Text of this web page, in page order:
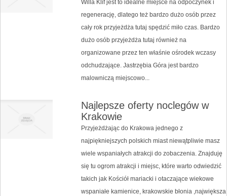
Willa Klif jest to idealne miejsce na odpoczynek i
regenerację, dlatego też bardzo dużo osób przez
cały rok przyjeżdża tutaj spędzić miło czas. Bardzo
dużo osób przyjeżdża tutaj również na
organizowane przez ten właśnie ośrodek wczasy
odchudzające. Jastrzębia Góra jest bardzo
malowniczą miejscowo...
Najlepsze oferty noclegów w
Krakowie
Przyjeżdżając do Krakowa jednego z
najpiękniejszych polskich miast niewątpliwie masz
wiele wspaniałych atrakcji do zobaczenia. Znajduję
się tu ogrom atrakcji i miejsc, które warto odwiedzić
takich jak Kościół mariacki i otaczające wiekowe
wspaniałe kamienice, krakowskie błonia ,największa